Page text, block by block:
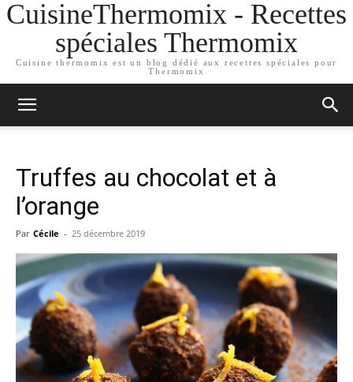
CuisineThermomix - Recettes
spéciales Thermomix
Cuisine thermomix est un blog dédié aux recettes spéciales pour
Thermomix
Truffes au chocolat et à
l’orange
Par Cécile - 25 décembre 2019